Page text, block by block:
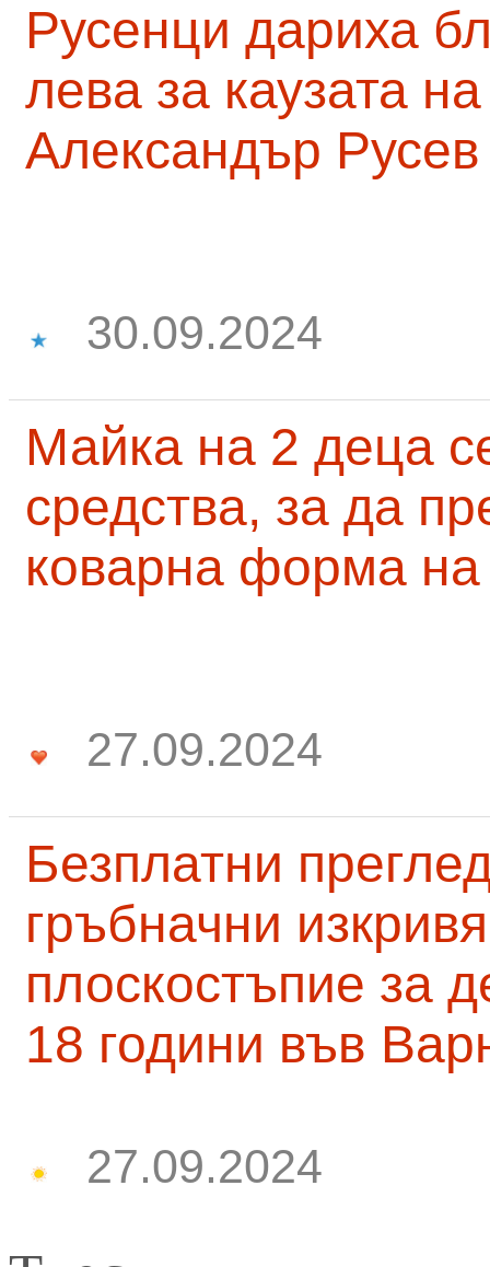
Русенци дариха
лева за каузата
Александър Русев
30.09.2024
Майка на 2 деца
средства, за да
коварна форма на
27.09.2024
Безплатни
гръбначни
плоскостъпие за
18 години във
27.09.2024